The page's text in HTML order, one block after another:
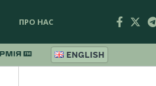
ПРО НАС
ENGLISH